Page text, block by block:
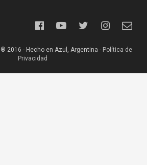
2016 - Hecho en Azul, Argentina - Política de
Privacidad